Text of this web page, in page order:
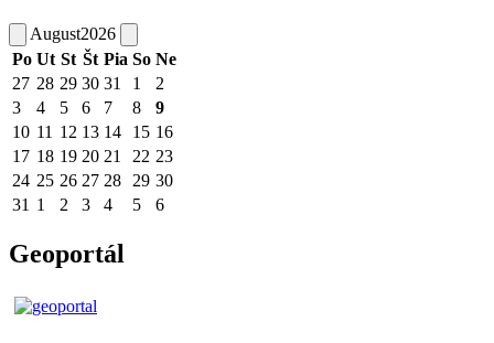
August2026
Po Ut St Št Pia So Ne
27 28 29 30 31 1
2
3
4 5 6 7 8
9
10 11 12 13 14 15 16
17 18 19 20 21 22 23
24 25 26 27 28 29 30
31 1 2 3 4 5 6
Geoportál